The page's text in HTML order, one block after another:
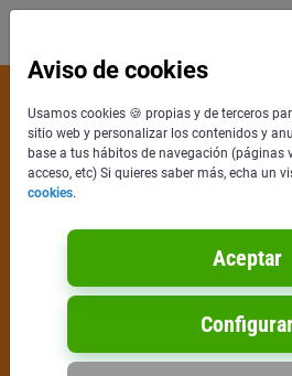
HAZTE INFINITÉRRIMO Y
DISFRUTA DE LLAMADAS
Llamadas infinitas
Líneas adicionales por 6€/mes
Aviso de cookies
Usamos cookies 🍪 propias y de terceros
sitio web y personalizar los contenidos y
base a tus hábitos de navegación (páginas
acceso, etc) Si quieres saber más, echa un
cookies.
Aceptar